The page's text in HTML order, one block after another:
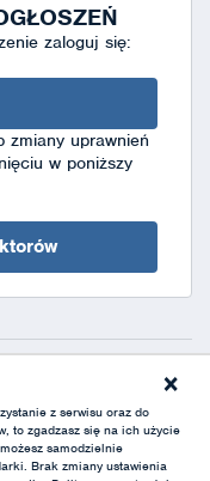
zaloguj się:
zmiany uprawnień
w poniższy
XML
z serwisu oraz do
to zgadzasz się na ich użycie
samodzielnie
Brak zmiany ustawienia
×